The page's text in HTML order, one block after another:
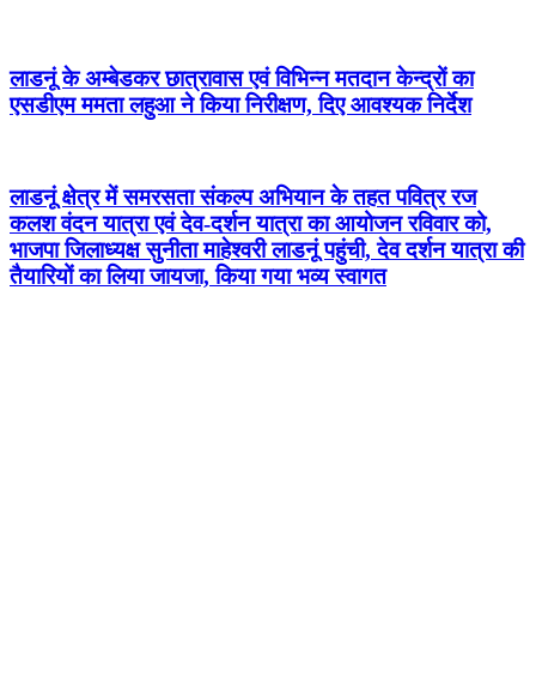
लाडनूं के अम्बेडकर छात्रावास एवं विभिन्न मतदान केन्द्रों का
एसडीएम ममता लहुआ ने किया निरीक्षण, दिए आवश्यक निर्देश
लाडनूं क्षेत्र में समरसता संकल्प अभियान के तहत पवित्र रज
कलश वंदन यात्रा एवं देव-दर्शन यात्रा का आयोजन रविवार को,
भाजपा जिलाध्यक्ष सुनीता माहेश्वरी लाडनूं पहुंची, देव दर्शन यात्रा की
तैयारियों का लिया जायजा, किया गया भव्य स्वागत